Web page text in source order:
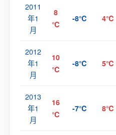
2011
年1
月
8
℃
-8℃ 4℃
2012
年1
月
10
℃
-8℃ 5℃
2013
年1
月
16
℃
-7℃ 8℃